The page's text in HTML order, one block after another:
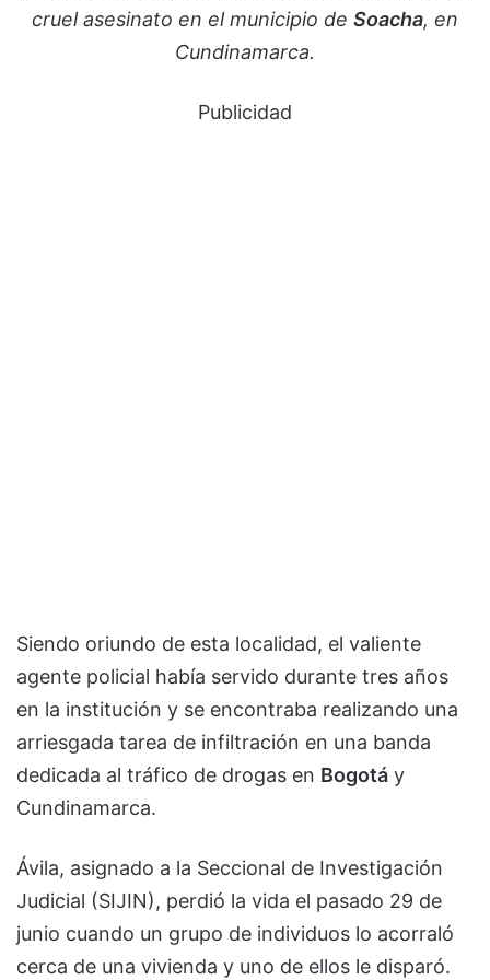
cruel asesinato en el municipio de Soacha, en
Cundinamarca.
Publicidad
Siendo oriundo de esta localidad, el valiente
agente policial había servido durante tres años
en la institución y se encontraba realizando una
arriesgada tarea de infiltración en una banda
dedicada al tráfico de drogas en Bogotá y
Cundinamarca.
Ávila, asignado a la Seccional de Investigación
Judicial (SIJIN), perdió la vida el pasado 29 de
junio cuando un grupo de individuos lo acorraló
cerca de una vivienda y uno de ellos le disparó.